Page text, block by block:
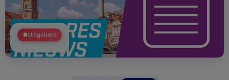
Uitgelicht